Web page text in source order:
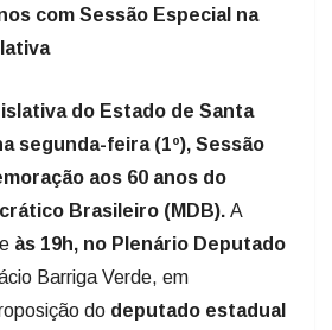
com Sessão Especial na
do Estado de Santa
segunda-feira (1º), Sessão
aos 60 anos do
Brasileiro (MDB). A
às 19h, no Plenário Deputado
Barriga Verde, em
do deputado estadual